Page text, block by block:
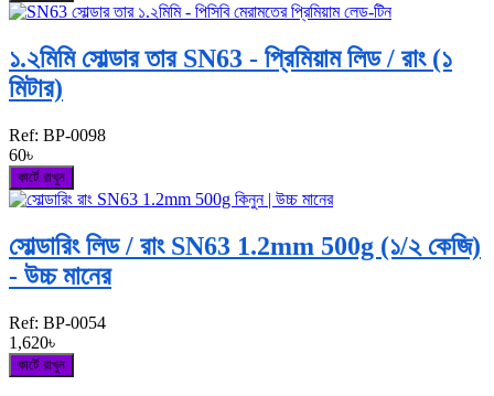
১.২মিমি সোল্ডার তার SN63 - প্রিমিয়াম লিড / রাং (১
মিটার)
Ref: BP-0098
60৳
কার্টে রাখুন
সোল্ডারিং লিড / রাং SN63 1.2mm 500g (১/২ কেজি)
- উচ্চ মানের
Ref: BP-0054
1,620৳
কার্টে রাখুন